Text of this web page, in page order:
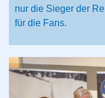
nur die Sieger der
für die Fans.